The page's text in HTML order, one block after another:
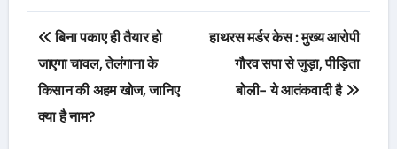
Post
navigation
बिना पकाए ही तैयार हो
जाएगा चावल, तेलंगाना के
किसान की अहम खोज, जानिए
क्या है नाम?
हाथरस मर्डर केस : मुख्य आरोपी
गौरव सपा से जुड़ा, पीड़िता
बोली- ये आतंकवादी है